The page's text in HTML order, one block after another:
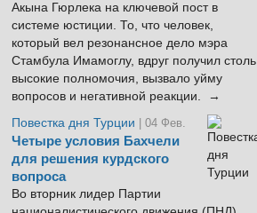
Акына Гюрлека на ключевой пост в
системе юстиции. То, что человек,
который вел резонансное дело мэра
Стамбула Имамоглу, вдруг получил столь
высокие полномочия, вызвало уйму
вопросов и негативной реакции. →
Повестка дня Турции
| 04 Фев.
Четыре условия Бахчели
для решения курдского
вопроса
Во вторник лидер Партии